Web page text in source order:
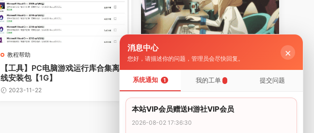
教程帮助
【工具】PC电脑游戏运行库合集离
线安装包【1G】
2023-11-22
教程帮助
安卓版吉里吉里模拟器下载
2023-11-22
消息中心
您好，请描述你的问题，管理员会尽快回复。 ×
系统通知 1 我的工单 提交问题
本站VIP会员赠送H游社VIP会员
2026-08-02 17:36:30